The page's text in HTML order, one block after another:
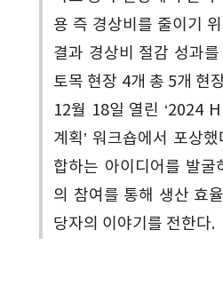
용 즉 경상비를 줄이기
결과 경상비 절감 성과
토목 현장 4개 총 5개 현
12월 18일 열린 ‘2024
계획’ 워크숍에서 포상
합하는 아이디어를 발굴
의 참여를 통해 생산 효
당자의 이야기를 전한다.